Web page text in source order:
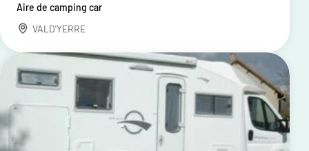
Aire de camping car
VALD'YERRE